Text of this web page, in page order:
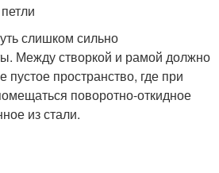
слишком сильно
Между створкой и рамой должно
пустое пространство, где при
поворотно-откидное
из стали.